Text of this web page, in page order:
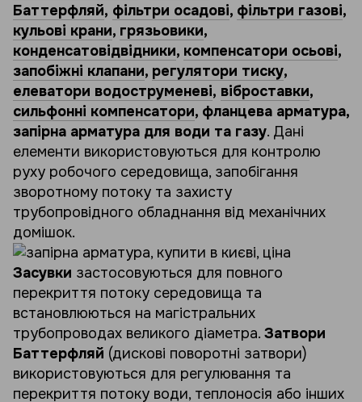
Баттерфляй, фільтри осадові, фільтри газові,
кульові крани, грязьовики,
конденсатовідвідники, компенсатори осьові,
запобіжні клапани, регулятори тиску,
елеватори водоструменеві, віброставки,
сильфонні компенсатори, фланцева арматура,
запірна арматура для води та газу. Дані
елементи використовуються для контролю
руху робочого середовища, запобігання
зворотному потоку та захисту
трубопровідного обладнання від механічних
домішок.
Засувки застосовуються для повного
перекриття потоку середовища та
встановлюються на магістральних
трубопроводах великого діаметра. Затвори
Баттерфляй (дискові поворотні затвори)
використовуються для регулювання та
перекриття потоку води, теплоносія або інших